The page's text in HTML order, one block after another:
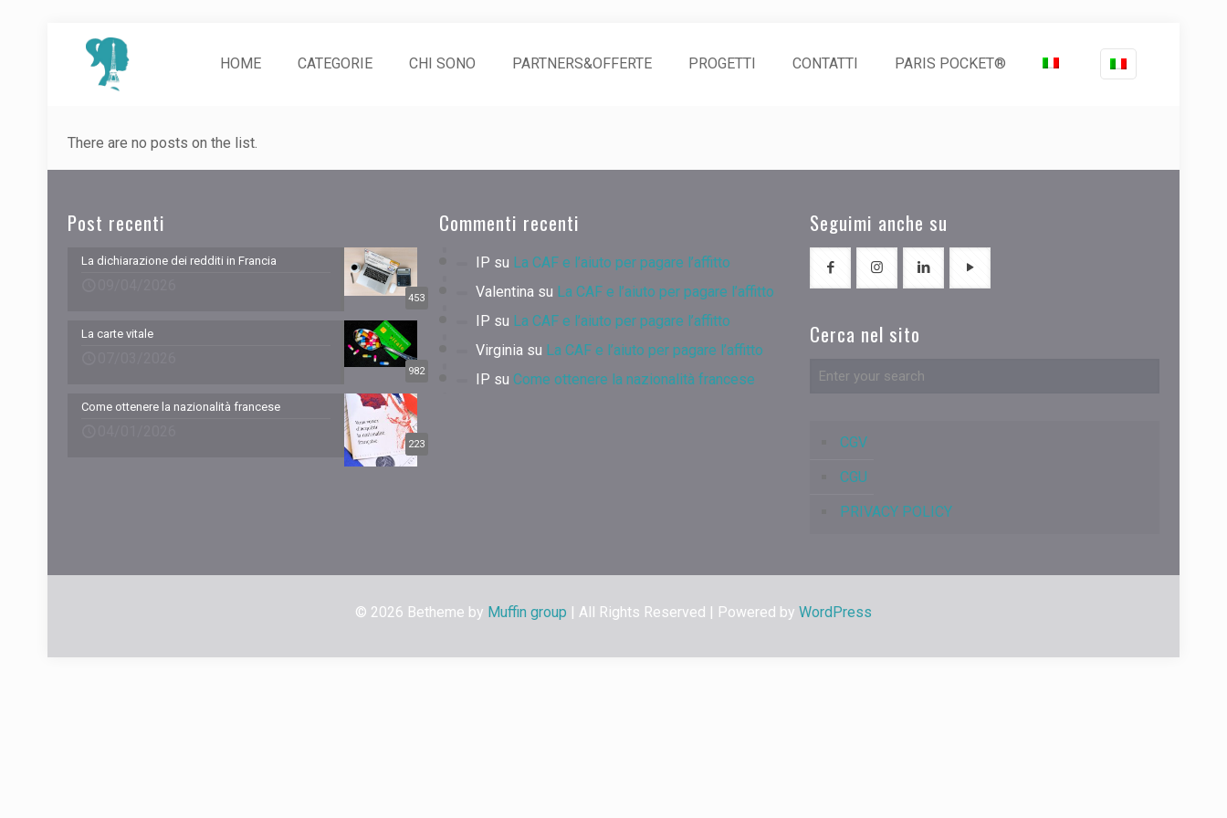
HOME CATEGORIE CHI SONO PARTNERS&OFFERTE PROGETTI CONTATTI PARIS POCKET®
There are no posts on the list.
Post recenti
453
La dichiarazione dei redditi in Francia
982
La carte vitale
223
Come ottenere la nazionalità francese
Commenti recenti
IP su La CAF e l’aiuto per pagare l’affitto
Valentinasu La CAF e l’aiuto per pagare l’affitto
IP su La CAF e l’aiuto per pagare l’affitto
Virginiasu La CAF e l’aiuto per pagare l’affitto
IP su Come ottenere la nazionalità francese
Seguimi anche su
Cerca nel sito
CGV
CGU
PRIVACY POLICY
© 2026 Betheme by Muffin group | All Rights Reserved | Powered by WordPress